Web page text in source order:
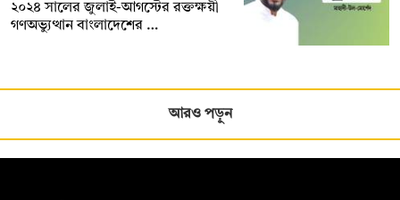
২০২৪ সালের জুলাই-আগস্টের রক্তক্ষয়ী
গণঅভ্যুত্থান বাংলাদেশের …
আরও পড়ুন